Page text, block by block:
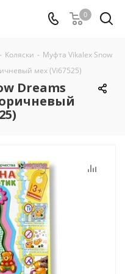
0
- Коляски - Муфта Vikalex Snow
мех (Vi67525)
Dreams